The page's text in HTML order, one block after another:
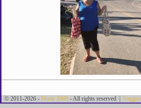
© 2011-2026 - Mode 2000 - All rights reserved |